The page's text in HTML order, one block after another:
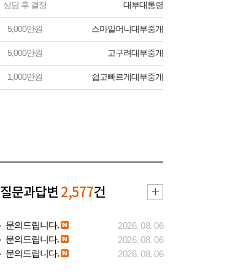
상담 후 결정 대부대통령
5,000만원 스마일머니대부중개
5,000만원 고구려대부중개
1,000만원 쉽고빠르게대부중개
질문과답변 2,577건
문의드립니다.
2026. 08. 06
문의드립니다.
2026. 08. 06
문의드립니다.
2026. 08. 06